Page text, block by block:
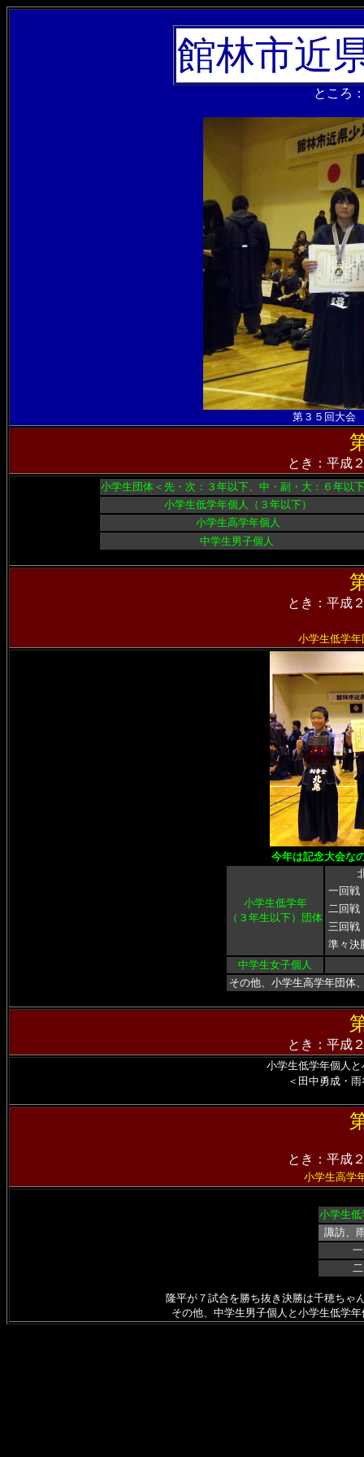
館林市近
ところ
第３５回大
とき：平成
小学生団体＜先・次：３年以下、中・副・大：６年以
小学生低学年個人（３年以下）
小学生高学年個人
中学生男子個人
とき：平成
小学生低学
今年は記念大会な
小学生低学年
（３年生以下）団体
一回戦
二回戦
三回戦
準々決
中学生女子個人
その他、小学生高学年団体
とき：平成
小学生低学年個人
＜ 田中勇成・
とき：平成
小学生高学
小学生
諏訪、
隆平が７試合を勝ち抜き決勝は千穂ちゃ
その他、中学生男子個人と小学生低学